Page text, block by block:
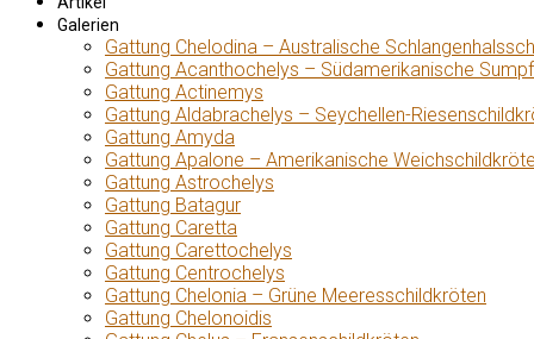
Galerien
Gattung Chelodina – Australische
Gattung Acanthochelys – Südamerikanische
Gattung Actinemys
Gattung Aldabrachelys – Seychellen-
Gattung Amyda
Gattung Apalone – Amerikanische
Gattung Astrochelys
Gattung Batagur
Gattung Caretta
Gattung Carettochelys
Gattung Centrochelys
Gattung Chelonia – Grüne Meeresschildkröten
Gattung Chelonoidis